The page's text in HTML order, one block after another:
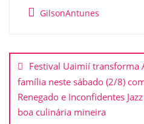
GilsonAntunes
Festival Uaimií transforma
família neste sábado (2/8)
Renegado e Inconfidentes
boa culinária mineira